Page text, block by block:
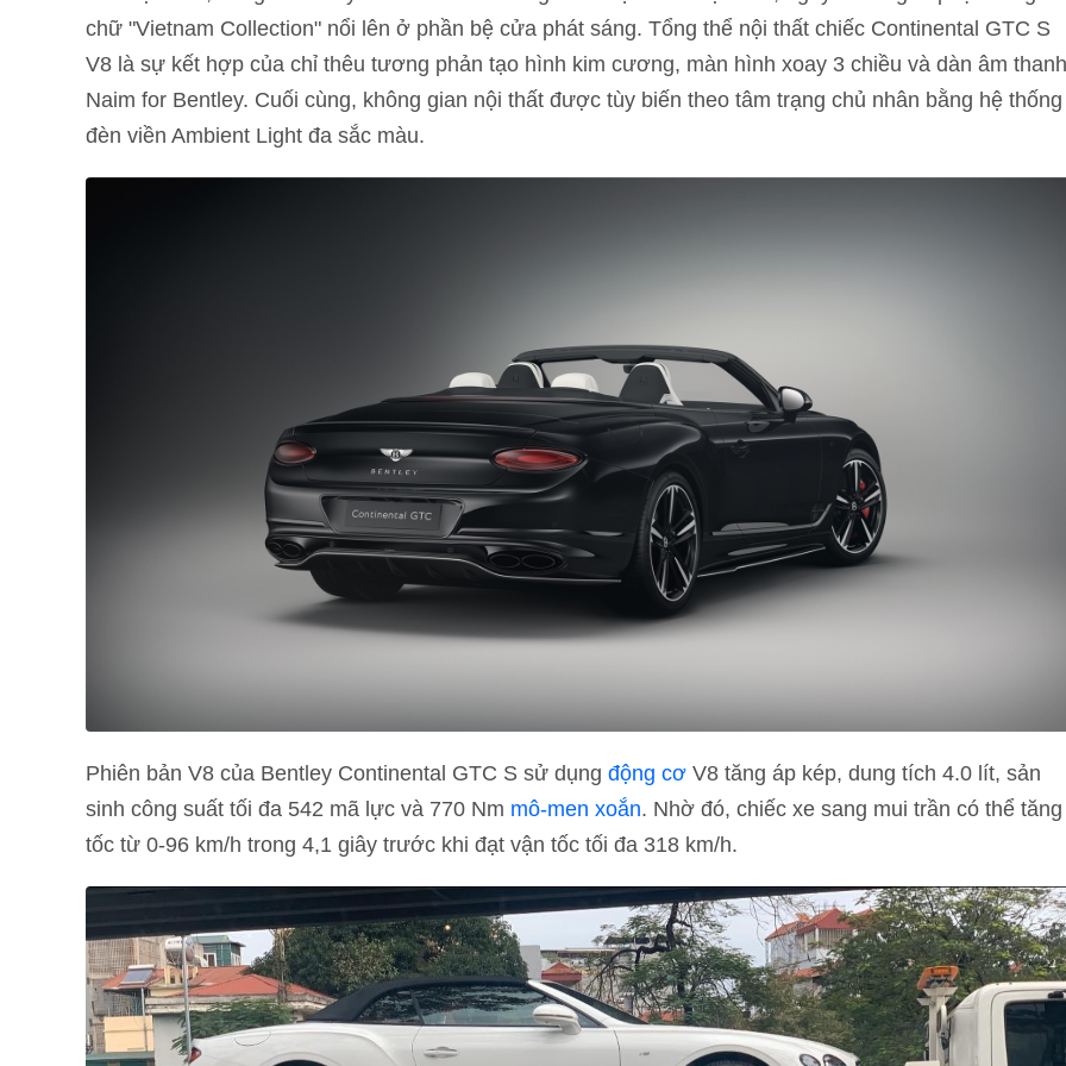
chữ "Vietnam Collection" nổi lên ở phần bệ cửa phát sáng. Tổng thể nội thất chiếc Continental GTC S
V8 là sự kết hợp của chỉ thêu tương phản tạo hình kim cương, màn hình xoay 3 chiều và dàn âm thanh
Naim for Bentley. Cuối cùng, không gian nội thất được tùy biến theo tâm trạng chủ nhân bằng hệ thống
đèn viền Ambient Light đa sắc màu.
Phiên bản V8 của Bentley Continental GTC S sử dụng động cơ V8 tăng áp kép, dung tích 4.0 lít, sản
sinh công suất tối đa 542 mã lực và 770 Nm mô-men xoắn. Nhờ đó, chiếc xe sang mui trần có thể tăng
tốc từ 0-96 km/h trong 4,1 giây trước khi đạt vận tốc tối đa 318 km/h.